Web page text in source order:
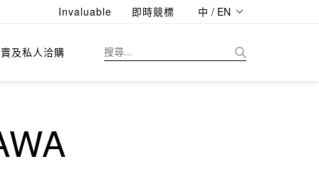
Invaluable 即時競標 中 / EN
及私人洽購